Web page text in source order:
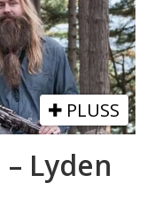
PLUSS
Lyden